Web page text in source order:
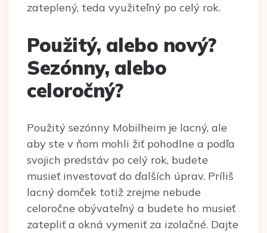
zateplený, teda využiteľný po celý rok.
Použitý, alebo nový?
Sezónny, alebo
celoročný?
Použitý sezónny Mobilheim je lacný, ale
aby ste v ňom mohli žiť pohodlne a podľa
svojich predstáv po celý rok, budete
musieť investovať do ďalších úprav. Príliš
lacný domček totiž zrejme nebude
celoročne obývateľný a budete ho musieť
zatepliť a okná vymeniť za izolačné. Dajte